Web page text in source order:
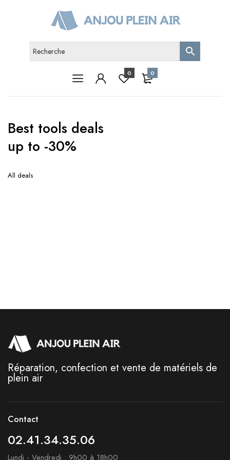
0 0
Best tools deals
up to -30%
All deals
Réparation, confection et vente de matériels de
plein air
Contact
02.41.34.35.06
Lundi - Vendredi : 9h00 à 18h00